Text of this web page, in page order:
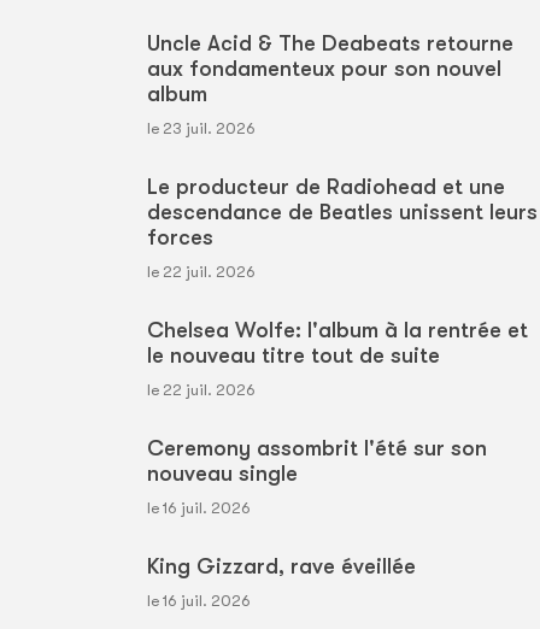
Uncle Acid & The Deabeats retourne
aux fondamenteux pour son nouvel
album
le 23 juil. 2026
Le producteur de Radiohead et une
descendance de Beatles unissent leurs
forces
le 22 juil. 2026
Chelsea Wolfe: l'album à la rentrée et
le nouveau titre tout de suite
le 22 juil. 2026
Ceremony assombrit l'été sur son
nouveau single
le 16 juil. 2026
King Gizzard, rave éveillée
le 16 juil. 2026